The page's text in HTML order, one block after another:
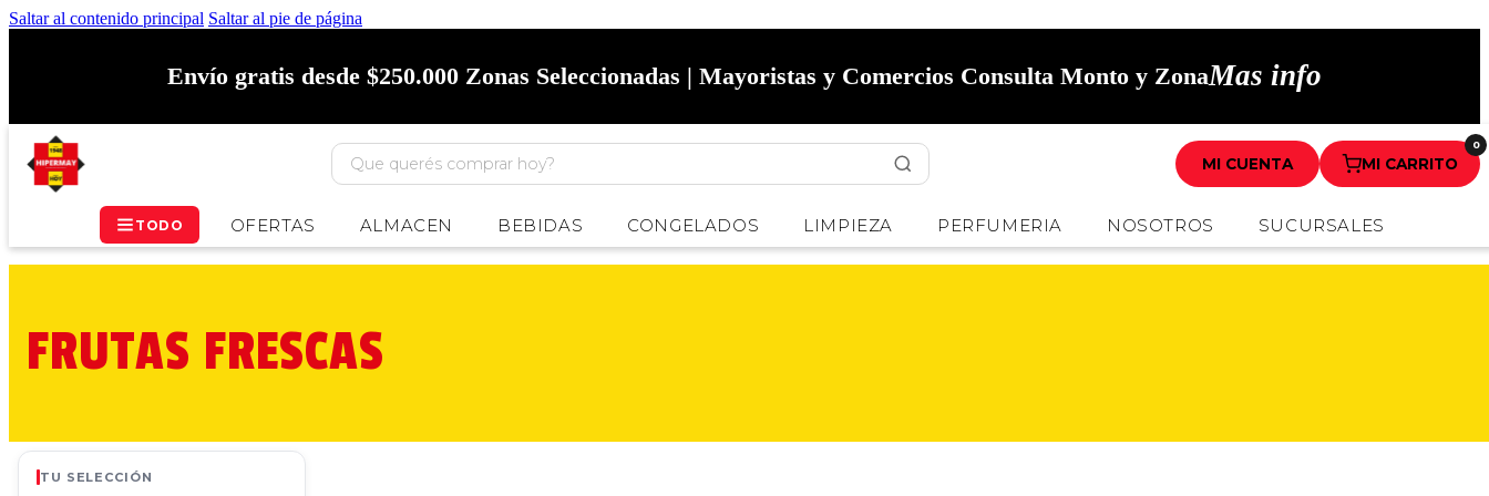
Saltar al contenido principal Saltar al pie de página
Envío gratis desde $250.000 Zonas Seleccionadas | Mayoristas y Comercios Consulta Monto y ZonaMas info
MI CUENTA MI CARRITO
0
TODO OFERTAS ALMACEN BEBIDAS CONGELADOS LIMPIEZA PERFUMERIA NOSOTROS SUCURSALES
FRUTAS FRESCAS
TU SELECCIÓN